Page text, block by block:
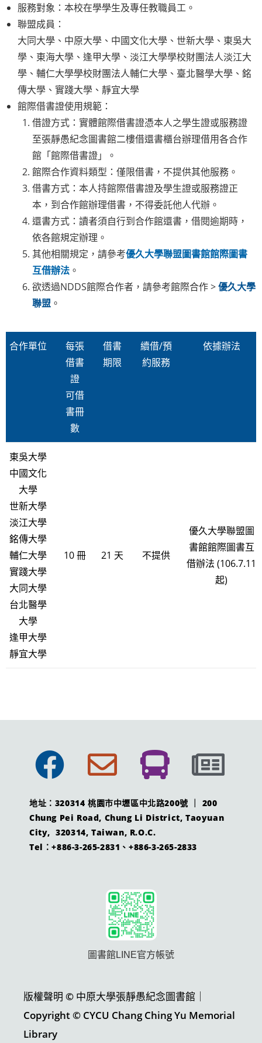
服務對象：本校在學學生及專任教職員工。
聯盟成員：
大同大學、中原大學、中國文化大學、世新大學、東吳大
學、東海大學、逢甲大學、淡江大學學校財團法人淡江大
學、輔仁大學學校財團法人輔仁大學、臺北醫學大學、銘
傳大學、實踐大學、靜宜大學
館際借書證使用規範：
借證方式：實體館際借書證憑本人之學生證或服務證
至張靜愚紀念圖書館二樓借還書櫃台辦理借用各合作
館「館際借書證」。
館際合作資料類型：僅限借書，不提供其他服務。
借書方式：本人持館際借書證及學生證或服務證正
本，到合作館辦理借書，不得委託他人代辦。
還書方式：讀者須自行到合作館還書，借閱逾期時，
依各館規定辦理。
其他相關規定，請參考優久大學聯盟圖書館館際圖書
互借辦法 。
欲透過NDDS館際合作者，請參考館際合作 >優久大學
聯盟 。
合作單位
每張
借書
證
可借
書冊
數
借書
期限
續借/預
約服務
依據辦法
東吳大學
中國文化
大學
世新大學
淡江大學
銘傳大學
輔仁大學
實踐大學
大同大學
台北醫學
大學
逢甲大學
靜宜大學
10 冊 21 天 不提供
優久大學聯盟圖
書館館際圖書互
借辦法 (106.7.11
起)
地址：320314 桃園市中壢區中北路200號 ｜ 200
Chung Pei Road, Chung Li District, Taoyuan
City, 320314, Taiwan, R.O.C.
Tel：+886-3-265-2831、+886-3-265-2833
圖書館LINE官方帳號
版權聲明 © 中原大學張靜愚紀念圖書館｜
Copyright © CYCU Chang Ching Yu Memorial
Library